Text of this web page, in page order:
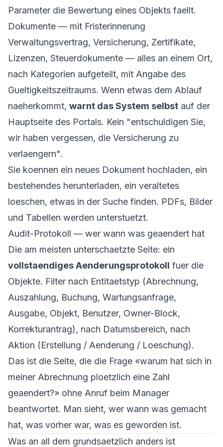
Parameter die Bewertung eines Objekts faellt.
Dokumente — mit Fristerinnerung
Verwaltungsvertrag, Versicherung, Zertifikate,
Lizenzen, Steuerdokumente — alles an einem Ort,
nach Kategorien aufgeteilt, mit Angabe des
Gueltigkeitszeitraums. Wenn etwas dem Ablauf
naeherkommt, warnt das System selbst auf der
Hauptseite des Portals. Kein "entschuldigen Sie,
wir haben vergessen, die Versicherung zu
verlaengern".
Sie koennen ein neues Dokument hochladen, ein
bestehendes herunterladen, ein veraltetes
loeschen, etwas in der Suche finden. PDFs, Bilder
und Tabellen werden unterstuetzt.
Audit-Protokoll — wer wann was geaendert hat
Die am meisten unterschaetzte Seite: ein
vollstaendiges Aenderungsprotokoll fuer die
Objekte. Filter nach Entitaetstyp (Abrechnung,
Auszahlung, Buchung, Wartungsanfrage,
Ausgabe, Objekt, Benutzer, Owner-Block,
Korrekturantrag), nach Datumsbereich, nach
Aktion (Erstellung / Aenderung / Loeschung).
Das ist die Seite, die die Frage «warum hat sich in
meiner Abrechnung ploetzlich eine Zahl
geaendert?» ohne Anruf beim Manager
beantwortet. Man sieht, wer wann was gemacht
hat, was vorher war, was es geworden ist.
Was an all dem grundsaetzlich anders ist